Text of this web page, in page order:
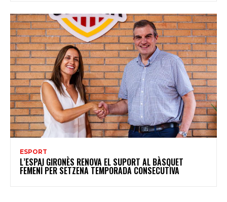
ESPORT
L’ESPAI GIRONÈS RENOVA EL SUPORT AL BÀSQUET
FEMENÍ PER SETZENA TEMPORADA CONSECUTIVA